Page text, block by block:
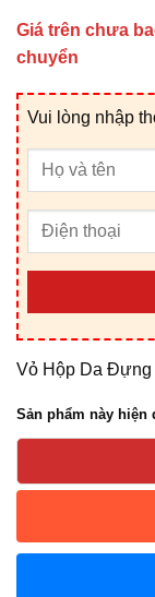
Giá trên chưa
chuyển
Vui lòng nhập
Vỏ Hộp Da Đựng
Sản phẩm này hiện